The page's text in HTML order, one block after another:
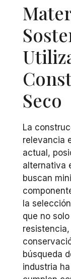
Seco
La
relevancia
actual,
alternativa
buscan
la
que no
búsqueda
industria